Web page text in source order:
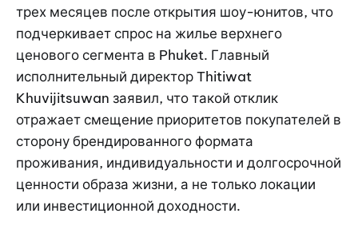
трех месяцев после открытия шоу-юнитов, что
подчеркивает спрос на жилье верхнего
ценового сегмента в Phuket. Главный
исполнительный директор Thitiwat
Khuvijitsuwan заявил, что такой отклик
отражает смещение приоритетов покупателей в
сторону брендированного формата
проживания, индивидуальности и долгосрочной
ценности образа жизни, а не только локации
или инвестиционной доходности.